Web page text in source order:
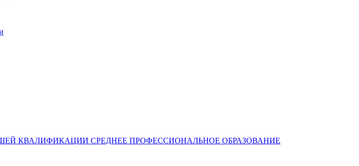
КВАЛИФИКАЦИИ СРЕДНЕЕ ПРОФЕССИОНАЛЬНОЕ ОБРАЗОВАНИЕ